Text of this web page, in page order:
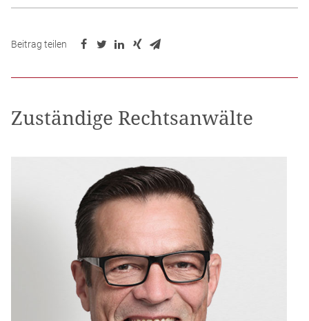
Beitrag teilen
Zuständige Rechtsanwälte